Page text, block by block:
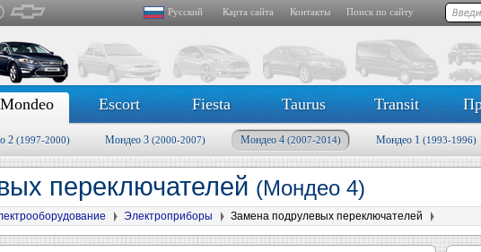
Русский Карта сайта Контакты Поиск по сайту
Mondeo Escort Fiesta Taurus Transit
2 (1997-2000) Мондео 3 (2000-2007) Мондео 4 (2007-2014) Мондео 1 (1993-1996)
переключателей (Мондео 4)
Электроприборы Замена подрулевых переключателей